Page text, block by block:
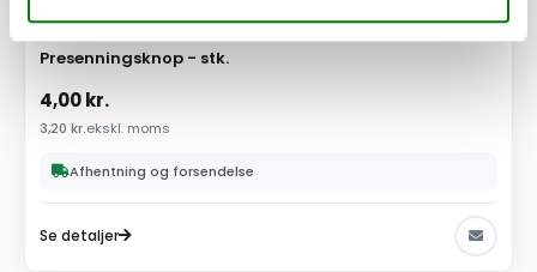
SKU: 90018
Presenningsknop - stk.
4,00kr.
3,20 kr.ekskl. moms
Afhentning og forsendelse
Se detaljer